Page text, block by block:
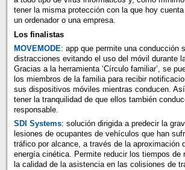
tener la misma protección con la que hoy
un ordenador o una empresa.
Los finalistas
MOVEMODE: app que permite una conducción
distracciones evitando el uso del móvil durante
Gracias a la herramienta ‘Círculo familiar’, se
los miembros de la familia para recibir
sus dispositivos móviles mientras conducen.
tener la tranquilidad de que ellos también
responsable.
SDI Systems: solución dirigida a predecir la
lesiones de ocupantes de vehículos que han
tráfico por alcance, a través de la aproximación
energía cinética. Permite reducir los tiempos de
la calidad de la asistencia en las colisiones de